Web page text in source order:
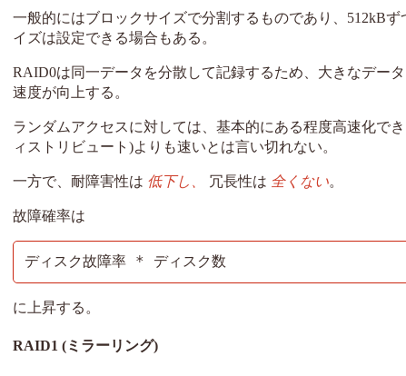
一般的にはブロックサイズで分割するものであり、512kB
イズは設定できる場合もある。
RAID0は同一データを分散して記録するため、大きなデー
速度が向上する。
ランダムアクセスに対しては、基本的にある程度高速化で
ィストリビュート)よりも速いとは言い切れない。
一方で、耐障害性は 低下し、 冗長性は 全くない。
故障確率は
ディスク故障率 * ディスク数
に上昇する。
RAID1 (ミラーリング)